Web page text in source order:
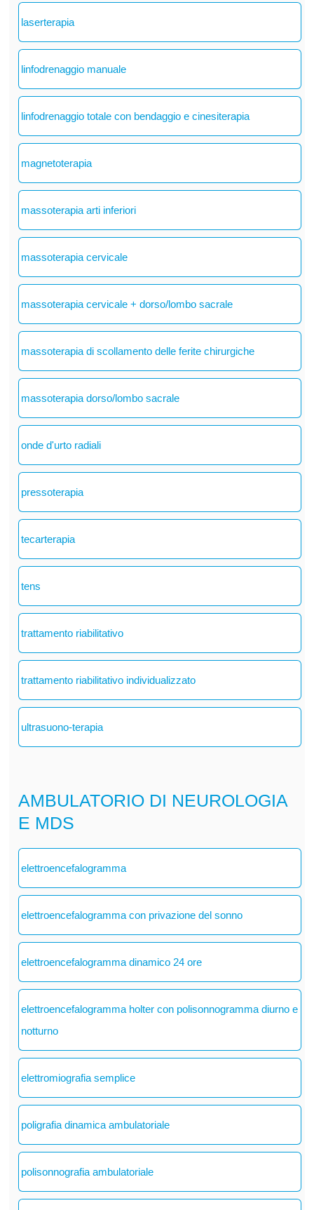
laserterapia
linfodrenaggio manuale
linfodrenaggio totale con bendaggio e cinesiterapia
magnetoterapia
massoterapia arti inferiori
massoterapia cervicale
massoterapia cervicale + dorso/lombo sacrale
massoterapia di scollamento delle ferite chirurgiche
massoterapia dorso/lombo sacrale
onde d'urto radiali
pressoterapia
tecarterapia
tens
trattamento riabilitativo
trattamento riabilitativo individualizzato
ultrasuono-terapia
AMBULATORIO DI NEUROLOGIA
E MDS
elettroencefalogramma
elettroencefalogramma con privazione del sonno
elettroencefalogramma dinamico 24 ore
elettroencefalogramma holter con polisonnogramma diurno e
notturno
elettromiografia semplice
poligrafia dinamica ambulatoriale
polisonnografia ambulatoriale